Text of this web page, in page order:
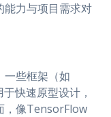
能力与项目需求对
一些框架（如
快速原型设计，
，像TensorFlow